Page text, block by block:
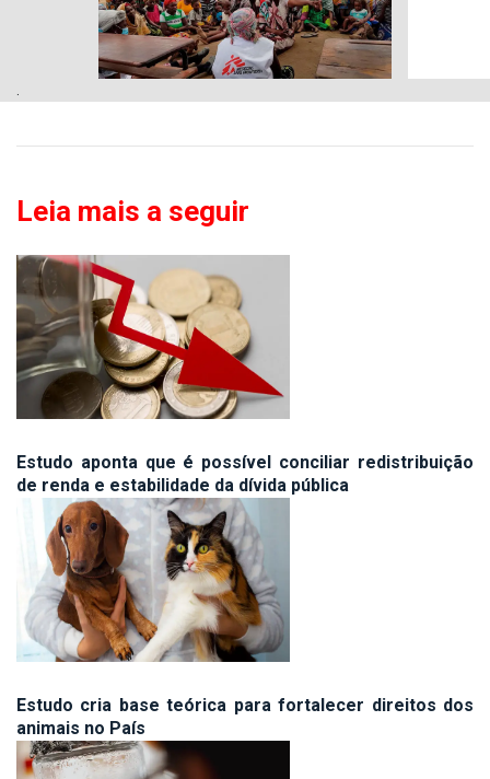
Leia mais a seguir
Estudo aponta que é possível conciliar redistribuição
de renda e estabilidade da dívida pública
Estudo cria base teórica para fortalecer direitos dos
animais no País